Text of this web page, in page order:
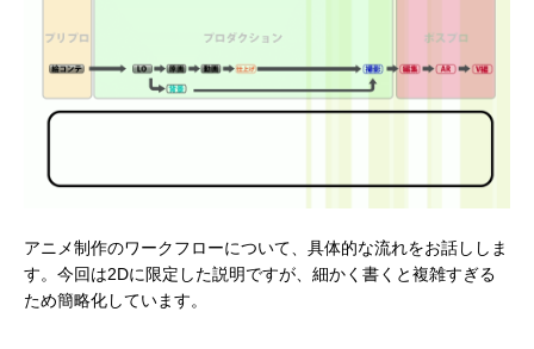
アニメ制作のワークフローについて、具体的な流れをお話ししま
す。今回は2Dに限定した説明ですが、細かく書くと複雑すぎる
ため簡略化しています。